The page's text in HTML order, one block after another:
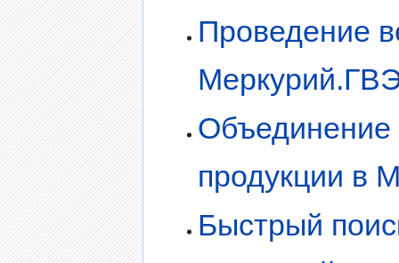
Проведение
Объединение
продукции в
Быстрый